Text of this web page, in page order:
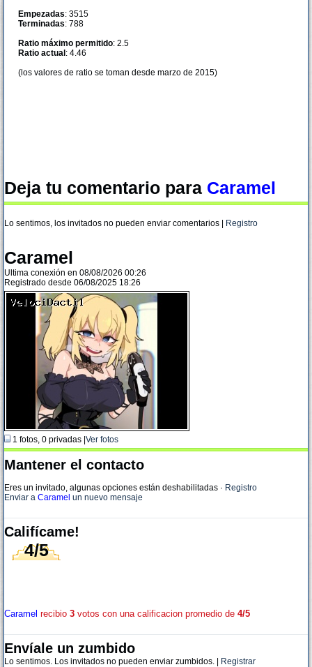
Empezadas: 3515
Terminadas: 788
Ratio máximo permitido: 2.5
Ratio actual : 4.46
(los valores de ratio se toman desde marzo de 2015)
Deja tu comentario para Caramel
Lo sentimos, los invitados no pueden enviar comentarios | Registro
Caramel
Ultima conexión en 08/08/2026 00:26
Registrado desde 06/08/2025 18:26
1 fotos, 0 privadas | Ver fotos
Mantener el contacto
Eres un invitado, algunas opciones están deshabilitadas · Registro
Enviar a Caramel un nuevo mensaje
Califícame!
4/5
Caramel recibio 3 votos con una calificacion promedio de 4/5
Envíale un zumbido
Lo sentimos. Los invitados no pueden enviar zumbidos. | Registrar